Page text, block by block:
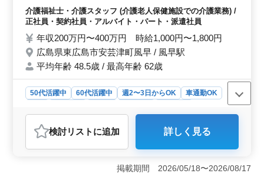
が整っています。また無料駐車場が完備されており、車
通勤も可能です。
理 ・サービス利用者の家族との相談、助言
備考 ＊シフト制(週3日以上相談可能) ＊交通
な施設です☆ ご応募お待ちしております♪
介護福祉士・介護スタッフ (介護老人保健施設での介護業務) /
正社員・契約社員・アルバイト・パート・派遣社員
年収200万円〜400万円 時給1,000円〜1,800円
広島県東広島市安芸津町風早 / 風早駅
平均年齢 48.5歳 / 最高年齢 62歳
50代活躍中 60代活躍中 週2〜3日からOK
車通勤OK
介護福祉士・介護スタッフ
おすすめポイント
＜シフトの柔軟性＞ この介護老人保健施設では、週2〜
3日からの勤務が可能なシフト制を採用しています。従業
員のライフスタイルに合わせた勤務スケジュールが組め
検討リスト に追加 詳しく見る
掲載期間 2026/05/18〜2026/08/17